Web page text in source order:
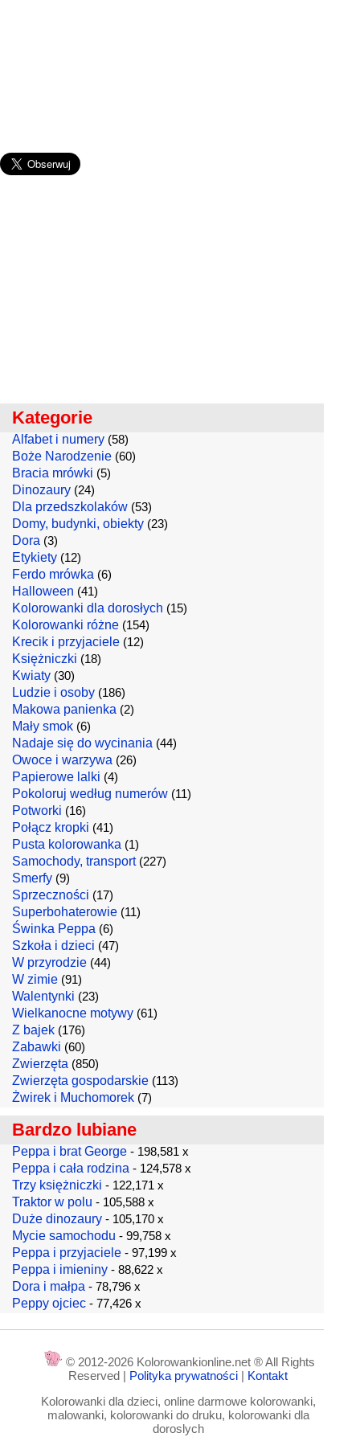
Kategorie
Alfabet i numery (58)
Boże Narodzenie (60)
Bracia mrówki (5)
Dinozaury (24)
Dla przedszkolaków (53)
Domy, budynki, obiekty (23)
Dora (3)
Etykiety (12)
Ferdo mrówka (6)
Halloween (41)
Kolorowanki dla dorosłych (15)
Kolorowanki różne (154)
Krecik i przyjaciele (12)
Księżniczki (18)
Kwiaty (30)
Ludzie i osoby (186)
Makowa panienka (2)
Mały smok (6)
Nadaje się do wycinania (44)
Owoce i warzywa (26)
Papierowe lalki (4)
Pokoloruj według numerów (11)
Potworki (16)
Połącz kropki (41)
Pusta kolorowanka (1)
Samochody, transport(227)
Smerfy (9)
Sprzeczności (17)
Superbohaterowie (11)
Świnka Peppa (6)
Szkoła i dzieci (47)
W przyrodzie (44)
W zimie (91)
Walentynki (23)
Wielkanocne motywy (61)
Z bajek (176)
Zabawki (60)
Zwierzęta (850)
Zwierzęta gospodarskie (113)
Żwirek i Muchomorek (7)
Bardzo lubiane
Peppa i brat George - 198,581 x
Peppa i cała rodzina - 124,578 x
Trzy księżniczki - 122,171 x
Traktor w polu - 105,588 x
Duże dinozaury - 105,170 x
Mycie samochodu - 99,758 x
Peppa i przyjaciele - 97,199 x
Peppa i imieniny - 88,622 x
Dora i małpa - 78,796 x
Peppy ojciec - 77,426 x
© 2012-2026 Kolorowankionline.net ® All Rights
Reserved | Polityka prywatności | Kontakt
Kolorowanki dla dzieci, online darmowe kolorowanki,
malowanki, kolorowanki do druku, kolorowanki dla
doroslych